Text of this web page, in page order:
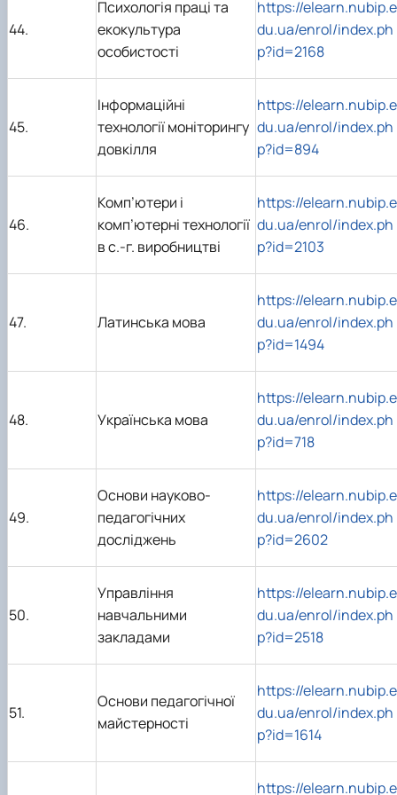
44.
Психологія праці та
екокультура
особистості
https://elearn.nubip.e
du.ua/enrol/index.ph
p?id=2168
45.
Інформаційні
технології моніторингу
довкілля
https://elearn.nubip.e
du.ua/enrol/index.ph
p?id=894
46.
Комп’ютери і
комп’ютерні технології
в с.-г. виробництві
https://elearn.nubip.e
du.ua/enrol/index.ph
p?id=2103
47. Латинська мова
https://elearn.nubip.e
du.ua/enrol/index.ph
p?id=1494
48. Українська мова
https://elearn.nubip.e
du.ua/enrol/index.ph
p?id=718
49.
Основи науково-
педагогічних
досліджень
https://elearn.nubip.e
du.ua/enrol/index.ph
p?id=2602
50.
Управління
навчальними
закладами
https://elearn.nubip.e
du.ua/enrol/index.ph
p?id=2518
51.
Основи педагогічної
майстерності
https://elearn.nubip.e
du.ua/enrol/index.ph
p?id=1614
https://elearn.nubip.e